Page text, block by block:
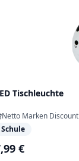
Tischleuchte
Netto Marken Discount
Schule
€